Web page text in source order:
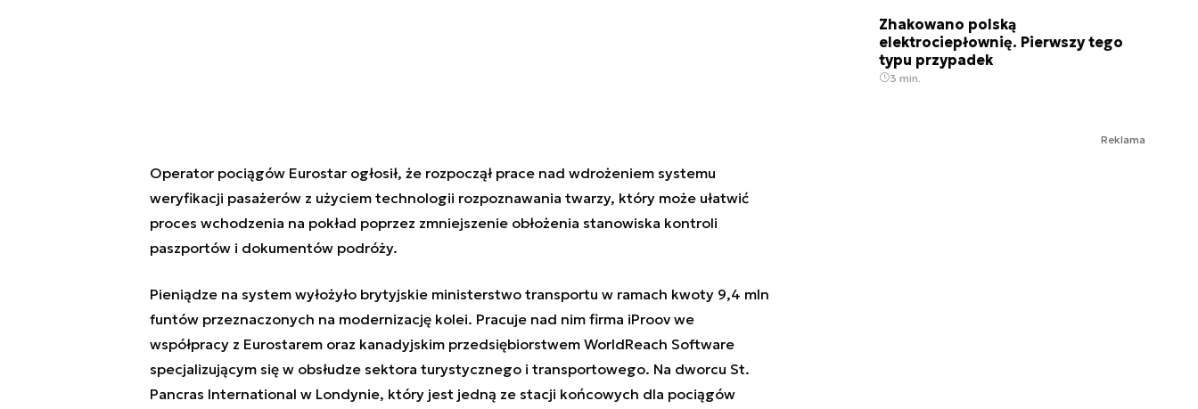
Operator pociągów Eurostar ogłosił, że rozpoczął prace nad wdrożeniem systemu
weryfikacji pasażerów z użyciem technologii rozpoznawania twarzy, który może ułatwić
proces wchodzenia na pokład poprzez zmniejszenie obłożenia stanowiska kontroli
paszportów i dokumentów podróży.
Pieniądze na system wyłożyło brytyjskie ministerstwo transportu w ramach kwoty 9,4 mln
funtów przeznaczonych na modernizację kolei. Pracuje nad nim firma iProov we
współpracy z Eurostarem oraz kanadyjskim przedsiębiorstwem WorldReach Software
specjalizującym się w obsłudze sektora turystycznego i transportowego. Na dworcu St.
Pancras International w Londynie, który jest jedną ze stacji końcowych dla pociągów
Zhakowano polską
elektrociepłownię. Pierwszy tego
typu przypadek
3 min.
Reklama